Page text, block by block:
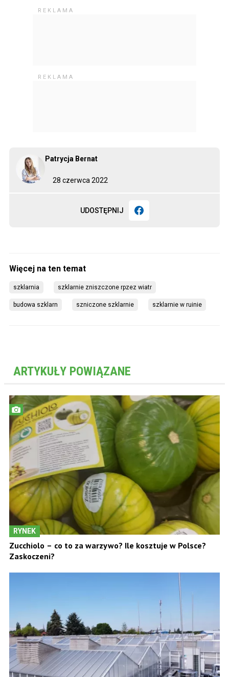
28 czerwca 2022
Patrycja Bernat
UDOSTĘPNIJ
szklarnia szklarnie zniszczone rpzez wiatr
budowa szklarn szniczone szklarnie szklarnie w ruinie
ARTYKUŁY POWIĄZANE
RYNEK
Zucchiolo – co to za warzywo? Ile kosztuje w Polsce?
Zaskoczeni?